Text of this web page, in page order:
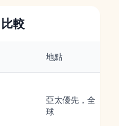
較
地點
亞太優先，全
球